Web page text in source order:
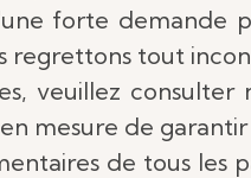
forte demande
regrettons tout
veuillez consulter
mesure de
de tous les